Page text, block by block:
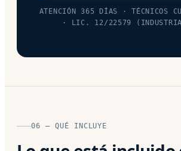
ATENCIÓN 365 DÍAS · TÉCNICOS
· LIC. 12/22579
06 — QUÉ INCLUYE